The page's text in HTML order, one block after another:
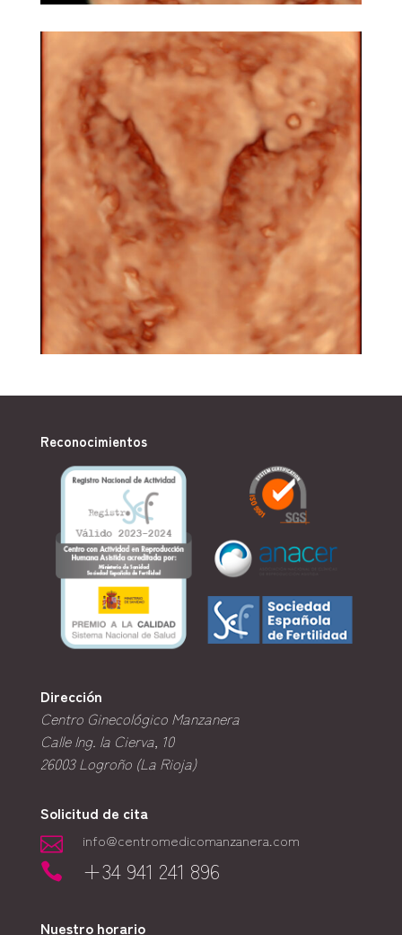
Reconocimientos
Dirección
Centro Ginecológico Manzanera
Calle Ing. la Cierva, 10
26003Logroño (La Rioja)
Solicitud de cita
 info@centromedicomanzanera.com
 +34 941 241 896
Nuestro horario